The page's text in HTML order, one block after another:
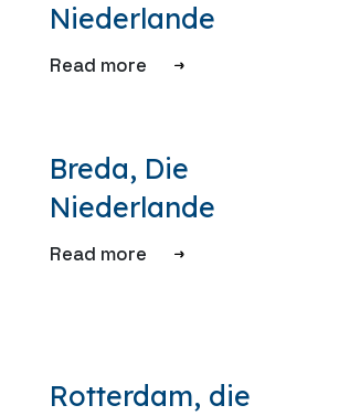
Niederlande
Read more
Breda, Die
Niederlande
Read more
Rotterdam, die